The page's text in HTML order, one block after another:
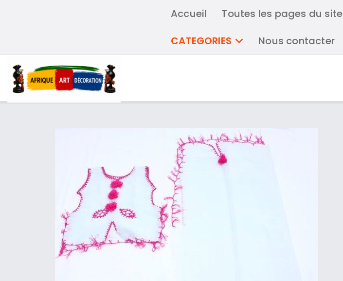
Accueil Toutes les pages du site
CATEGORIES
Nous contacter